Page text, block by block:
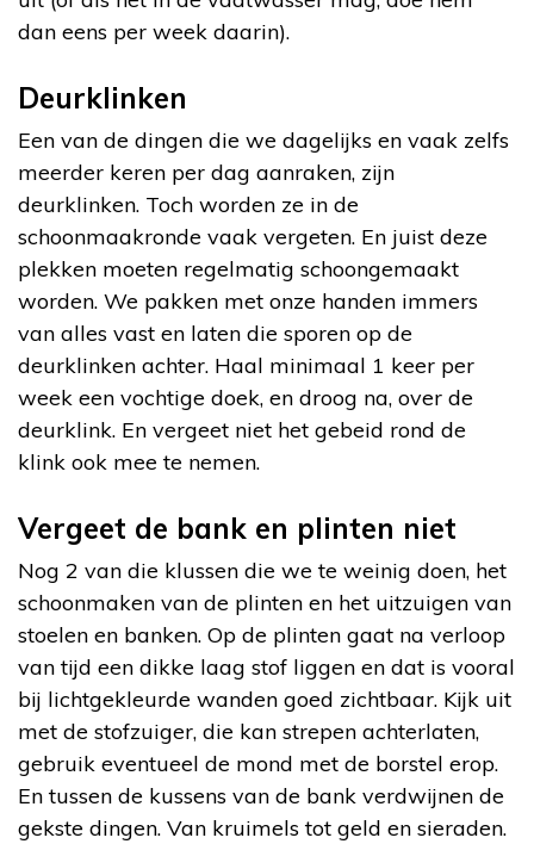
dan eens per week daarin).
Deurklinken
Een van de dingen die we dagelijks en vaak zelfs
meerder keren per dag aanraken, zijn
deurklinken. Toch worden ze in de
schoonmaakronde vaak vergeten. En juist deze
plekken moeten regelmatig schoongemaakt
worden. We pakken met onze handen immers
van alles vast en laten die sporen op de
deurklinken achter. Haal minimaal 1 keer per
week een vochtige doek, en droog na, over de
deurklink. En vergeet niet het gebeid rond de
klink ook mee te nemen.
Vergeet de bank en plinten niet
Nog 2 van die klussen die we te weinig doen, het
schoonmaken van de plinten en het uitzuigen van
stoelen en banken. Op de plinten gaat na verloop
van tijd een dikke laag stof liggen en dat is vooral
bij lichtgekleurde wanden goed zichtbaar. Kijk uit
met de stofzuiger, die kan strepen achterlaten,
gebruik eventueel de mond met de borstel erop.
En tussen de kussens van de bank verdwijnen de
gekste dingen. Van kruimels tot geld en sieraden.